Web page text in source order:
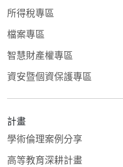
所得稅專區
檔案專區
智慧財產權專區
資安暨個資保護專區
計畫
學術倫理案例分享
高等教育深耕計畫